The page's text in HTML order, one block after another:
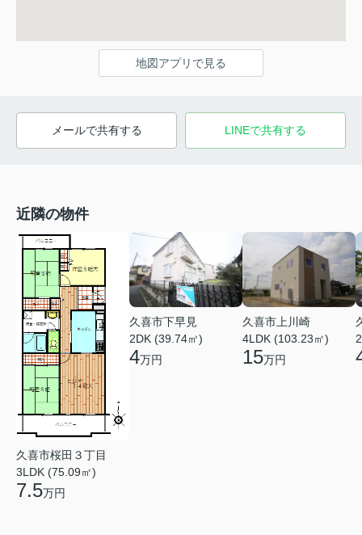
地図アプリで見る
メールで共有する LINEで共有する
近隣の物件
久喜市桜田３丁目
3LDK (75.09㎡)
7.5万円
久喜市下早見
2DK (39.74㎡)
4万円
久喜市上川崎
4LDK (103.23㎡)
15万円